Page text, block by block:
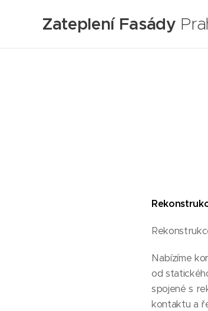
Zateplení Fasády
Nabízíme
od
spojené s
kontaktu a